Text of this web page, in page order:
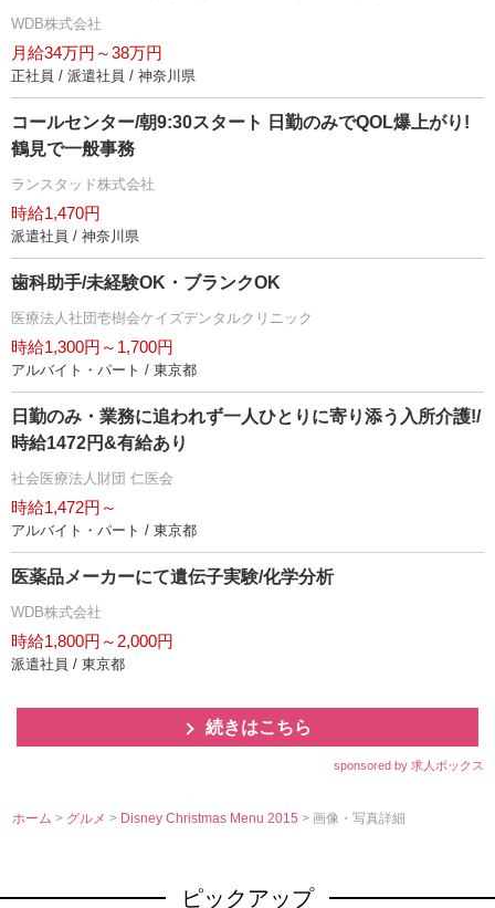
WDB株式会社
月給34万円～38万円
正社員 / 派遣社員 / 神奈川県
コールセンター/朝9:30スタート 日勤のみでQOL爆上がり!
鶴見で一般事務
ランスタッド株式会社
時給1,470円
派遣社員 / 神奈川県
歯科助手/未経験OK・ブランクOK
医療法人社団壱樹会ケイズデンタルクリニック
時給1,300円～1,700円
アルバイト・パート / 東京都
日勤のみ・業務に追われず一人ひとりに寄り添う入所介護!/
時給1472円&有給あり
社会医療法人財団 仁医会
時給1,472円～
アルバイト・パート / 東京都
医薬品メーカーにて遺伝子実験/化学分析
WDB株式会社
時給1,800円～2,000円
派遣社員 / 東京都
続きはこちら
sponsored by 求人ボックス
ホーム > グルメ> Disney Christmas Menu 2015> 画像・写真詳細
ピックアップ